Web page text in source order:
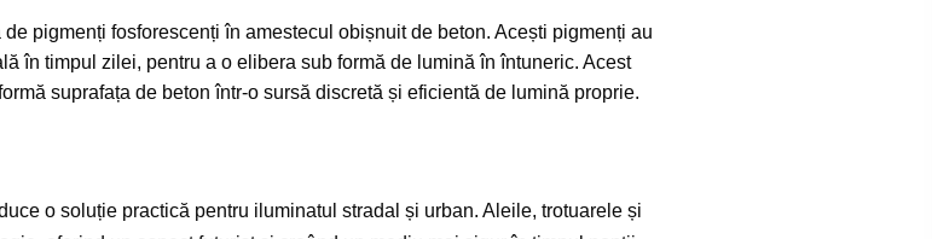
pigmenți fosforescenți în amestecul obișnuit de beton. Acești pigmenți au
în timpul zilei, pentru a o elibera sub formă de lumină în întuneric. Acest
suprafața de beton într-o sursă discretă și eficientă de lumină proprie.
o soluție practică pentru iluminatul stradal și urban. Aleile, trotuarele și